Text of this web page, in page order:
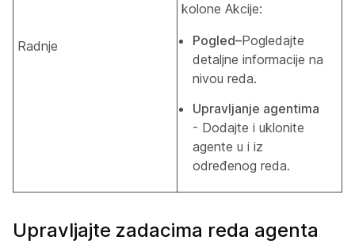
Radnje
kolone Akcije:
Pogled–Pogledajte
detaljne informacije na
nivou reda.
Upravljanje agentima
- Dodajte i uklonite
agente u i iz
određenog reda.
Upravljajte zadacima reda agenta